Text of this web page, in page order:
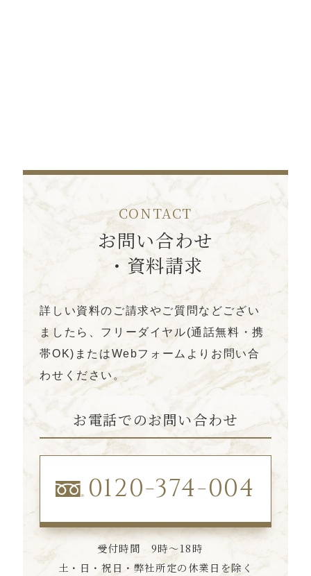
CONTACT
お問い合わせ
・資料請求
詳しい資料のご請求やご質問などござい
ましたら、フリーダイヤル(通話無料・携
帯OK) またはWebフォームよりお問い合
わせください。
お電話でのお問い合わせ
0120-374-004
受付時間 9時〜18時
土・日・祝日・弊社所定の休業日を除く